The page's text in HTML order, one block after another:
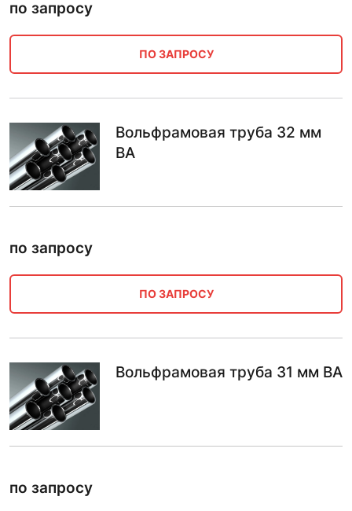
по запросу
ПО ЗАПРОСУ
Вольфрамовая труба 32 мм
ВА
по запросу
ПО ЗАПРОСУ
Вольфрамовая труба 31 мм ВА
по запросу